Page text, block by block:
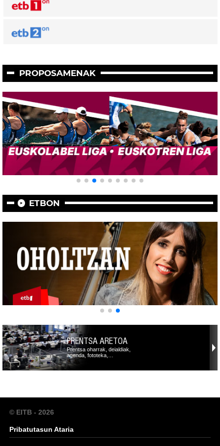
PROPOSAMENAK
ETBON
PRENTSA ARETOA
Prentsa oharrak, deialdiak,
agenda, fototeka,…
© EITB - 2026
Pribatutasun Ataria